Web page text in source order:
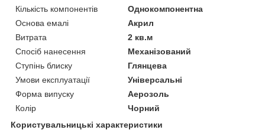
Кількість компонентів
Однокомпонентна
Основа емалі
Акрил
Витрата
2 кв.м
Спосіб нанесення
Механізований
Ступінь блиску
Глянцева
Умови експлуатації
Універсальні
Форма випуску
Аерозоль
Колір
Чорний
Користувальницькі характеристики